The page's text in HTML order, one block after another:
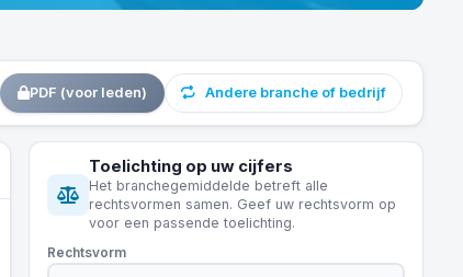
PDF (voor leden) Andere branche of bedrijf
Toelichting op uw cijfers
Het branchegemiddelde betreft alle
rechtsvormen samen. Geef uw rechtsvorm op
voor een passende toelichting.
Rechtsvorm